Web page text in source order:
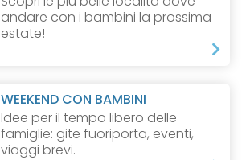
andare con i bambini la prossima
estate!
WEEKEND CON BAMBINI
Idee per il tempo libero delle
famiglie: gite fuoriporta, eventi,
viaggi brevi.